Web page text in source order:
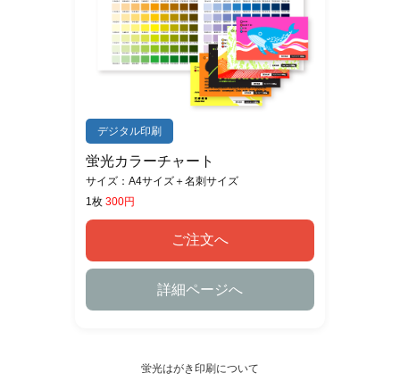
デジタル印刷
蛍光カラーチャート
サイズ：A4サイズ＋名刺サイズ
1枚 300円
ご注文へ
詳細ページへ
蛍光はがき印刷について